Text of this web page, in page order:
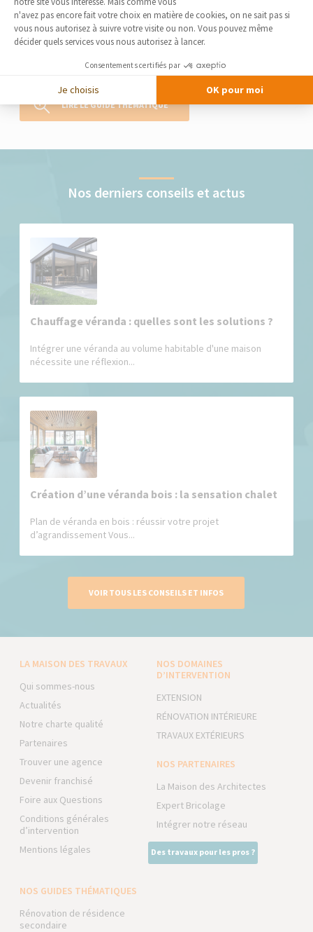
La construction d’une véranda représente l’une des solutions
possibles en matière d’extension de maison. Réputée pour sa
luminosité, elle confère à votre habitation un confort et de l’espace
C’est à cette question que La Maison des...
LIRE LE GUIDE THÉMATIQUE
Nos derniers conseils et actus
Chauffage véranda : quelles sont les solutions ?
Intégrer une véranda au volume habitable d'une maison
nécessite une réflexion...
Création d’une véranda bois : la sensation chalet
Plan de véranda en bois : réussir votre projet
d’agrandissement Vous...
VOIR TOUS LES CONSEILS ET INFOS
LA MAISON DES TRAVAUX
Qui sommes-nous
Actualités
Notre charte qualité
Partenaires
Trouver une agence
Devenir franchisé
Foire aux Questions
Conditions générales
d’intervention
Mentions légales
NOS DOMAINES
D’INTERVENTION
EXTENSION
RÉNOVATION INTÉRIEURE
TRAVAUX EXTÉRIEURS
NOS PARTENAIRES
La Maison des Architectes
Expert Bricolage
Intégrer notre réseau
Des travaux pour les pros ?
NOS GUIDES THÉMATIQUES
Rénovation de résidence
secondaire
n'avez pas encore fait votre choix en matière de cookies, on ne sait pas si
vous nous autorisez à suivre votre visite ou non. Vous pouvez même
décider quels services vous nous autorisez à lancer.
Consentements certifiés par
Je choisis OK pour moi
Axeptio consent